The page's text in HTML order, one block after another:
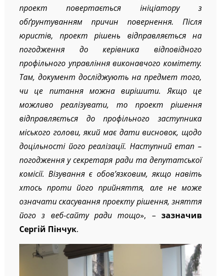
проект повертається ініціатору з
обґрунтуванням причин повернення. Після
юристів, проект рішень відправляється на
погодження до керівника відповідного
профільного управління виконавчого комітету.
Там, документ досліджують на предмет того,
чи це питання можна вирішити. Якщо це
можливо реалізувати, то проект рішення
відправляється до профільного заступника
міського голови, який має дати висновок, щодо
доцільності його реалізації. Наступний етап –
погодження у секретаря ради та депутатської
комісії. Візування є обов’язковим, якщо навіть
хтось проти його прийняття, але не може
означати скасування проекту рішення, зняття
його з веб-сайту ради тощо», –зазначив
Сергій Пінчук.